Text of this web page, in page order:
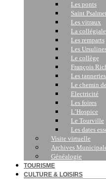
Les ponts
Saint
Les vitraux
La collégiale
Les remparts
Les
Le collège
François
Les tanneries
Le chemin
Electricité
Les foires
L’Hospice
Le Tourville
Les dates
Visite virtuelle
Archives
Généalogie
TOURISME
CULTURE & LOISIRS